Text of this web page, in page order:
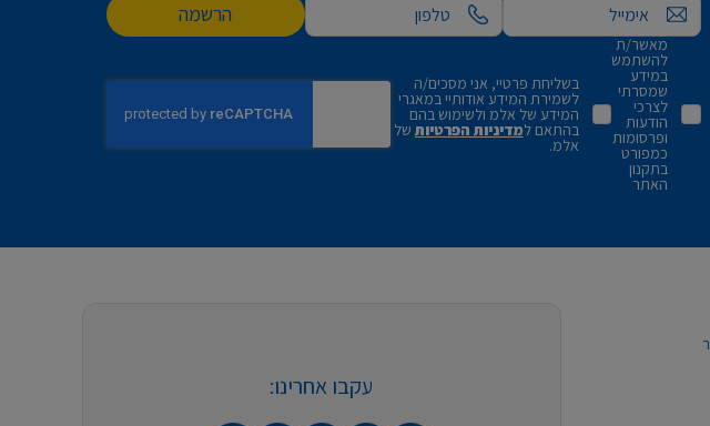
אימייל הרשמה
מאשר/ת
להשתמש
במידע
שמסרתי
לצרכי
הודעות
ופרסומות
כמפורט
בתקנון
האתר
בשליחת פרטיי, אני מסכים/ה
לשמירת המידע אודותיי במאגרי
המידע של אלמ ולשימוש בהם
בהתאם למדיניות הפרטיות של
אלמ.
עקבו אחרינו: